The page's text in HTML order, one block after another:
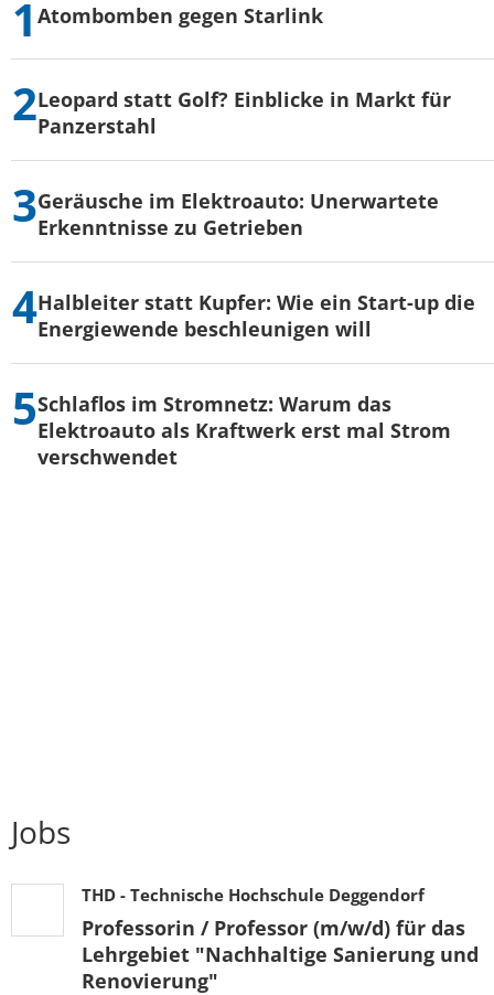
Atombomben gegen Starlink
Leopard statt Golf? Einblicke in Markt für
Panzerstahl
Geräusche im Elektroauto: Unerwartete
Erkenntnisse zu Getrieben
Halbleiter statt Kupfer: Wie ein Start-up die
Energiewende beschleunigen will
Schlaflos im Stromnetz: Warum das
Elektroauto als Kraftwerk erst mal Strom
verschwendet
Jobs
THD - Technische Hochschule Deggendorf
Professorin / Professor (m/w/d) für das
Lehrgebiet "Nachhaltige Sanierung und
Renovierung"